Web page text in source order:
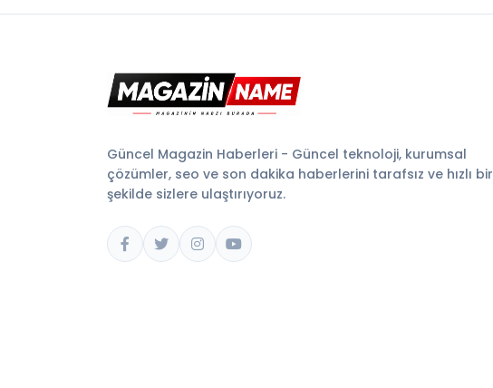
Güncel Magazin Haberleri - Güncel teknoloji, kurumsal
çözümler, seo ve son dakika haberlerini tarafsız ve hızlı bir
şekilde sizlere ulaştırıyoruz.